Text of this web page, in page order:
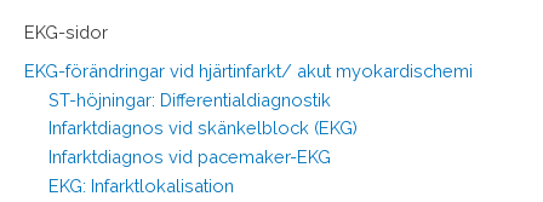
EKG-sidor
EKG-förändringar vid hjärtinfarkt/ akut myokardischemi
ST-höjningar: Differentialdiagnostik
Infarktdiagnos vid skänkelblock (EKG)
Infarktdiagnos vid pacemaker-EKG
EKG: Infarktlokalisation